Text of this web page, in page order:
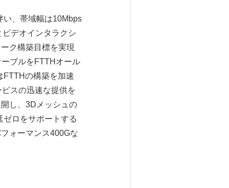
い、帯域幅は10Mbps
デオインタラクシ
ク構築目標を実現
ブルをFTTHオール
FTTHの構築を加速
スの迅速な提供を
し、3Dメッシュの
ロをサポートする
ォーマンス400Gな